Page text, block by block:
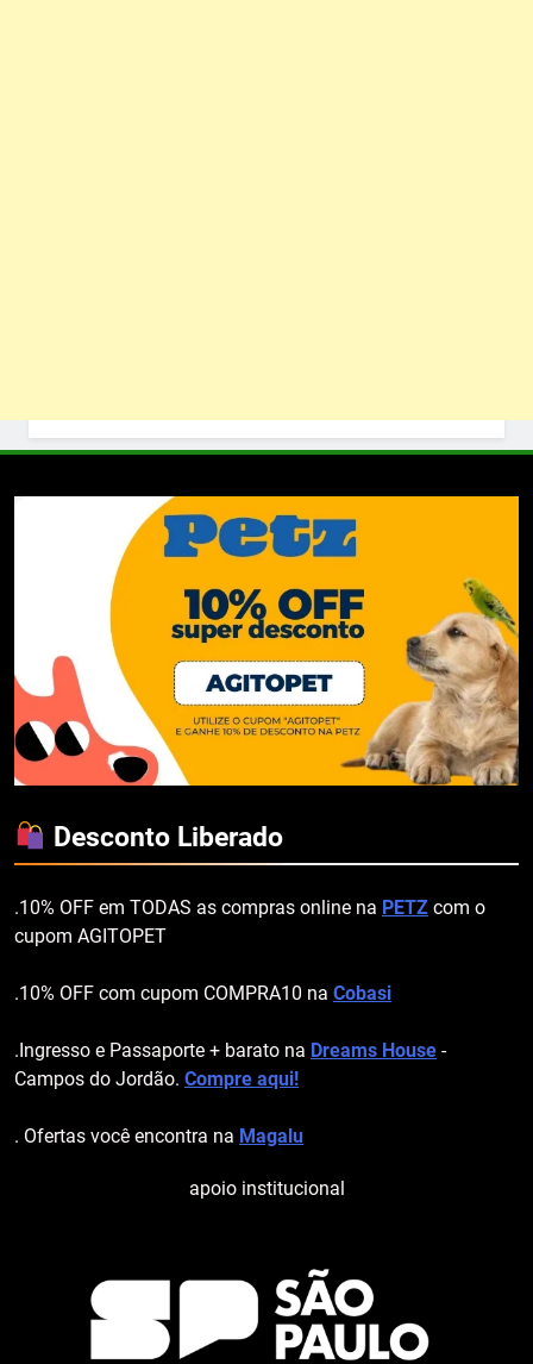
Desconto Liberado
.10% OFF em TODAS as compras online na PETZ com o
cupom AGITOPET
.10% OFF com cupom COMPRA10 na Cobasi
.Ingresso e Passaporte + barato na Dreams House -
Campos do Jordão. Compre aqui!
. Ofertas você encontra na Magalu
apoio institucional